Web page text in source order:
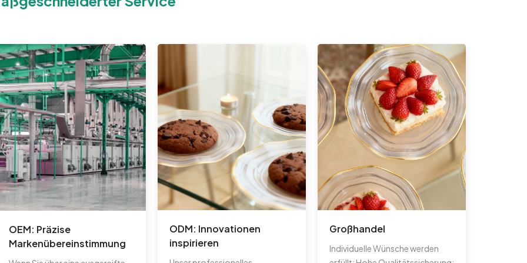
OEM: Präzise
Markenübereinstimmung
ODM: Innovationen
inspirieren
Großhandel
Individuelle Wünsche werden